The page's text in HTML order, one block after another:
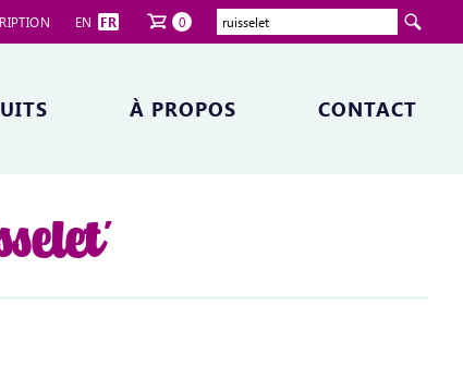
EN FR 0
À PROPOS CONTACT